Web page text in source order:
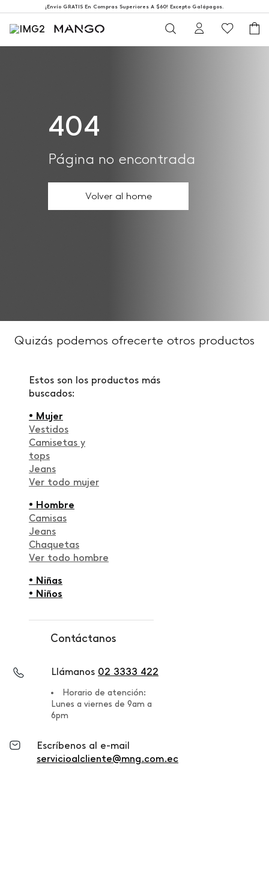
¡Envío GRATIS En Compras Superiores A $60! Excepto Galápagos.
404
Página no encontrada
Volver al home
Quizás podemos ofrecerte otros productos
Estos son los productos más
buscados:
• Mujer
Vestidos
Camisetas y
tops
Jeans
Ver todo mujer
• Hombre
Camisas
Jeans
Chaquetas
Ver todo hombre
• Niñas
• Niños
Contáctanos
Llámanos 02 3333 422
Horario de atención:
Lunes a viernes de 9am a
6pm
Escríbenos al e-mail
servicioalcliente@mng.com.ec